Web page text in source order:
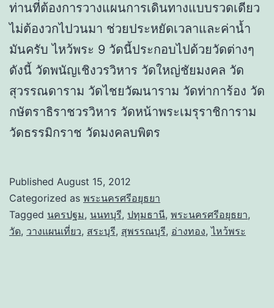
ท่านที่ต้องการวางแผนการเดินทางแบบรวดเดียว
ไม่ต้องวกไปวนมา ช่วยประหยัดเวลาและค่าน้ำ
มันครับ ไหว้พระ 9 วัดนี้ประกอบไปด้วยวัดต่างๆ
ดังนี้ วัดพนัญเชิงวรวิหาร วัดใหญ่ชัยมงคล วัด
สุวรรณดาราม วัดไชยวัฒนาราม วัดท่าการ้อง วัด
กษัตราธิราชวรวิหาร วัดหน้าพระเมรุราชิการาม
วัดธรรมิกราช วัดมงคลบพิตร
Published August 15, 2012
Categorized as พระนครศรีอยุธยา
Tagged นครปฐม, นนทบุรี, ปทุมธานี, พระนครศรีอยุธยา,
วัด, วางแผนเที่ยว, สระบุรี, สุพรรณบุรี, อ่างทอง,ไหว้พระ